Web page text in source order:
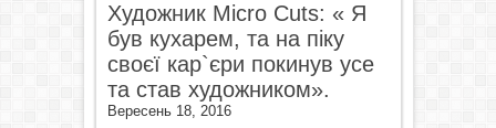
Художник Micro Cuts: « Я
був кухарем, та на піку
своєї кар`єри покинув усе
та став художником».
Вересень 18, 2016